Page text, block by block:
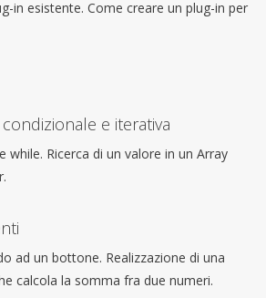
in esistente. Come creare un plug-in per
e iterativa
while. Ricerca di un valore in un Array
ad un bottone. Realizzazione di una
calcola la somma fra due numeri.